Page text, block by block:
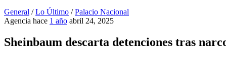
General /Lo Último /Palacio Nacional
Agencia hace 1 año abril 24, 2025
Sheinbaum descarta detenciones tras